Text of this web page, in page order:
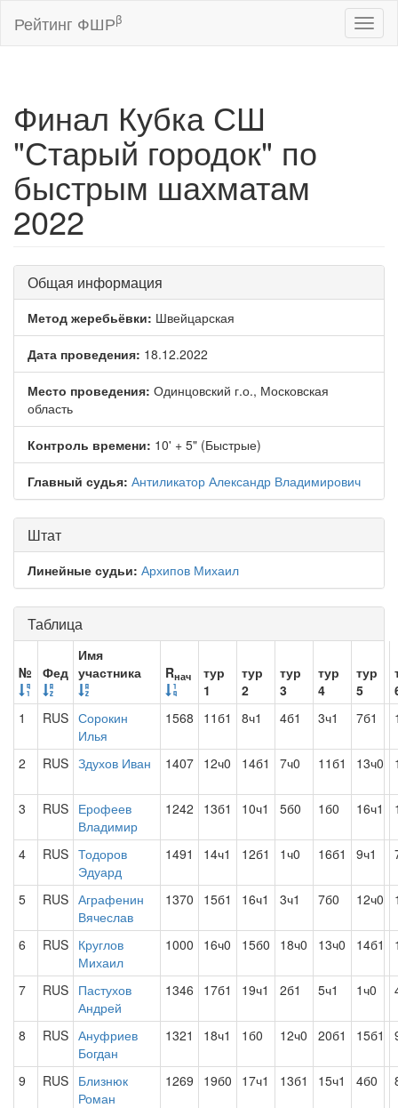
Рейтинг ФШРβ
Финал Кубка СШ
"Старый городок" по
быстрым шахматам
2022
Общая информация
Метод жеребьёвки: Швейцарская
Дата проведения: 18.12.2022
Место проведения: Одинцовский г.о., Московская
область
Контроль времени: 10' + 5" (Быстрые)
Главный судья: Антиликатор Александр Владимирович
Штат
Линейные судьи: Архипов Михаил
Таблица
№ Фед
Имя
участника
Rнач
тур
1
тур
2
тур
3
тур
4
тур
5
1
RUS Сорокин
Илья
1568 11б1 8ч1 4б1 3ч1 7б1
2 RUS Здухов Иван 1407 12ч0 14б1 7ч0 11б1 13ч0
3 RUS Ерофеев
Владимир
1242 13б1 10ч1 5б0 1б0 16ч1
4 RUS Тодоров
Эдуард
1491 14ч1 12б1 1ч0 16б1 9ч1
5 RUS Аграфенин
Вячеслав
1370 15б1 16ч1 3ч1 7б0 12ч0
6 RUS Круглов
Михаил
1000 16ч0 15б0 18ч0 13ч0 14б1
7 RUS Пастухов
Андрей
1346 17б1 19ч1 2б1 5ч1 1ч0
8 RUS Ануфриев
Богдан
1321 18ч1 1б0 12ч0 20б1 15б1
9 RUS Близнюк
Роман
1269 19б0 17ч1 13б1 15ч1 4б0